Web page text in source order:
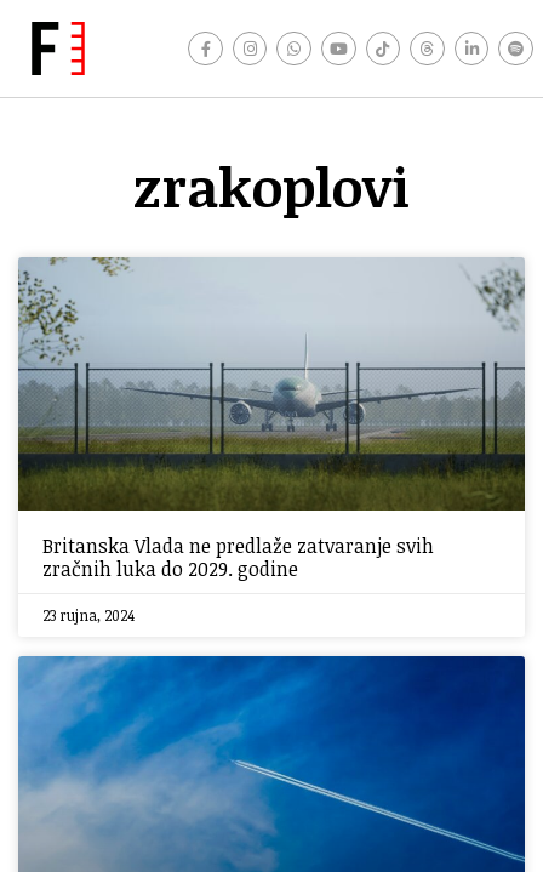
zrakoplovi
Britanska Vlada ne predlaže zatvaranje svih
zračnih luka do 2029. godine
23 rujna, 2024